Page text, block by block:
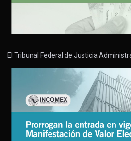
El Tribunal Federal de Justicia